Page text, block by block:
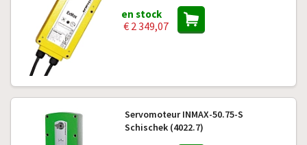
en stock
€ 2 349,07
Servomoteur INMAX-50.75-S
Schischek (4022.7)